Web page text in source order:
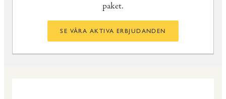
paket.
SE VÅRA AKTIVA ERBJUDANDEN